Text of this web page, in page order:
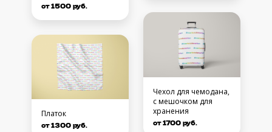
от 1500 руб.
Платок
от 1300 руб.
Чехол для чемодана,
с мешочком для
хранения
от 1700 руб.